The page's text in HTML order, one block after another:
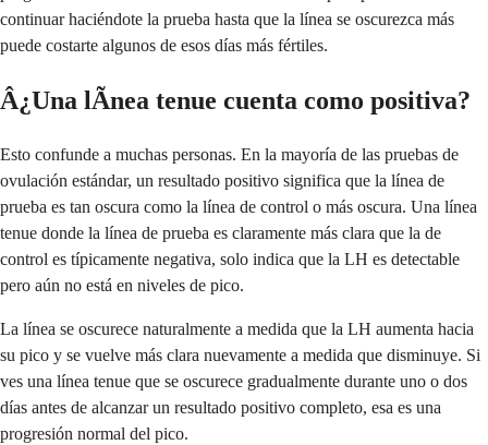
continuar haciéndote la prueba hasta que la línea se oscurezca más
puede costarte algunos de esos días más fértiles.
Â¿Una lÃ­nea tenue cuenta como positiva?
Esto confunde a muchas personas. En la mayoría de las pruebas de
ovulación estándar, un resultado positivo significa que la línea de
prueba es tan oscura como la línea de control o más oscura. Una línea
tenue donde la línea de prueba es claramente más clara que la de
control es típicamente negativa, solo indica que la LH es detectable
pero aún no está en niveles de pico.
La línea se oscurece naturalmente a medida que la LH aumenta hacia
su pico y se vuelve más clara nuevamente a medida que disminuye. Si
ves una línea tenue que se oscurece gradualmente durante uno o dos
días antes de alcanzar un resultado positivo completo, esa es una
progresión normal del pico.